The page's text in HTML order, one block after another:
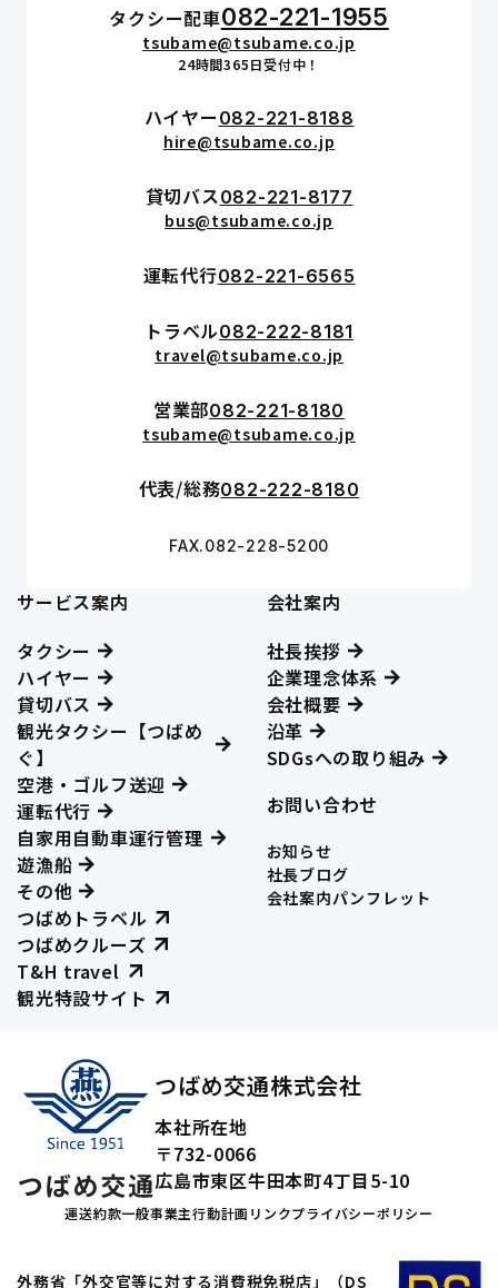
タクシー配車082-221-1955
tsubame@tsubame.co.jp
24時間365日受付中！
ハイヤー 082-221-8188
hire@tsubame.co.jp
貸切バス082-221-8177
bus@tsubame.co.jp
運転代行082-221-6565
トラベル082-222-8181
travel@tsubame.co.jp
営業部082-221-8180
tsubame@tsubame.co.jp
代表/総務082-222-8180
FAX.082-228-5200
サービス案内
タクシー
ハイヤー
貸切バス
観光タクシー【つばめ
ぐ】
空港・ゴルフ送迎
運転代行
自家用自動車運行管理
遊漁船
その他
つばめトラベル
つばめクルーズ
T&H travel
観光特設サイト
会社案内
社長挨拶
企業理念体系
会社概要
沿革
SDGsへの取り組み
お問い合わせ
お知らせ
社長ブログ
会社案内パンフレット
つばめ交通株式会社
本社所在地
〒732-0066
広島市東区牛田本町4丁目5-10
運送約款一般事業主行動計画 リンクプライバシーポリシー
外務省「外交官等に対する消費税免税店」（DS